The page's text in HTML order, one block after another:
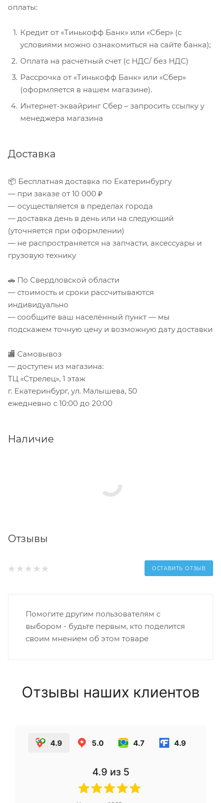
оплаты:
Кредит от «Тинькофф Банк» или «Сбер» (с
условиями можно ознакомиться на сайте банка);
Оплата на расчетный счет (с НДС/ без НДС)
Рассрочка от «Тинькофф Банк» или «Сбер»
(оформляется в нашем магазине).
Интернет-эквайринг Сбер – запросить ссылку у
менеджера магазина
Доставка
📦 Бесплатная доставка по Екатеринбургу
— при заказе от 10 000 ₽
— осуществляется в пределах города
— доставка день в день или на следующий
(уточняется при оформлении)
— не распространяется на запчасти, аксессуары и
грузовую технику
🚗 По Свердловской области
— стоимость и сроки рассчитываются
индивидуально
— сообщите ваш населённый пункт — мы
подскажем точную цену и возможную дату доставки
🏬 Самовывоз
— доступен из магазина:
ТЦ «Стрелец», 1 этаж
г. Екатеринбург, ул. Малышева, 50
ежедневно с 10:00 до 20:00
Наличие
Отзывы
ОСТАВИТЬ ОТЗЫВ
Помогите другим пользователям с
выбором - будьте первым, кто поделится
своим мнением об этом товаре
Отзывы наших клиентов
4.9 5.0 4.7 4.9
4.9 из 5